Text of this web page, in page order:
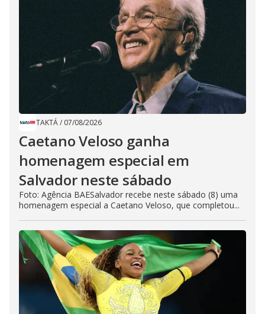
TAKTÁ/ 07/08/2026
Caetano Veloso ganha
homenagem especial em
Salvador neste sábado
Foto: Agência BAESalvador recebe neste sábado (8) uma
homenagem especial a Caetano Veloso, que completou...